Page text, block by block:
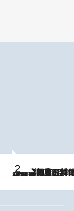
2026.8.8
「最後に見られてよかった」上野動物園の東園パンダ舎が解体前に特別公開。8月16日まで延長されたパネル展と共に辿る“半世紀”のパンダ飼育《解体工事の図面あり》